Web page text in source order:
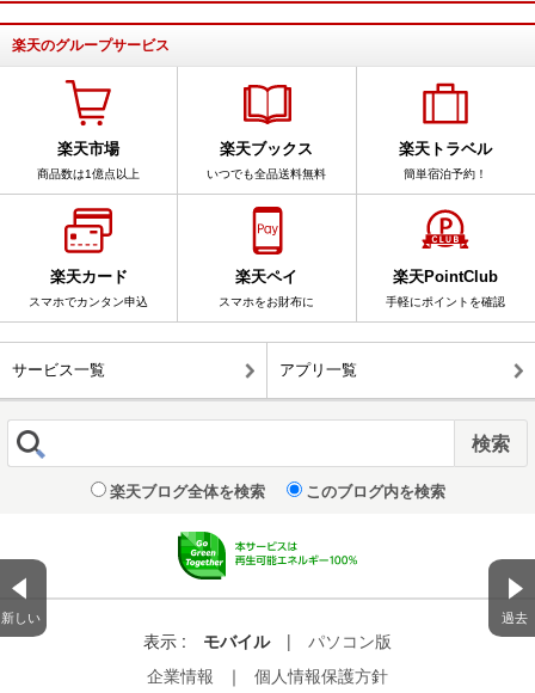
新しい 過去
楽天のグループサービス
楽天市場
商品数は1億点以上
楽天ブックス
いつでも全品送料無料
楽天トラベル
簡単宿泊予約！
楽天カード
スマホでカンタン申込
楽天ペイ
スマホをお財布に
楽天PointClub
手軽にポイントを確認
サービス一覧 アプリ一覧
楽天ブログ全体を検索 このブログ内を検索
表示 : モバイル |
パソコン版
企業情報
｜ 個人情報保護方針